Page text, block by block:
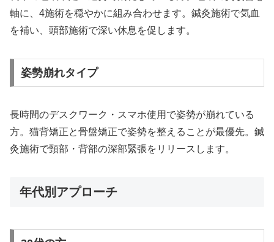
軸に、4施術を穏やかに組み合わせます。鍼灸施術で気血
を補い、頭部施術で深い休息を促します。
姿勢崩れタイプ
長時間のデスクワーク・スマホ使用で姿勢が崩れている
方。猫背矯正と骨盤矯正で姿勢を整えることが最優先。鍼
灸施術で頸部・背部の深部緊張をリリースします。
年代別アプローチ